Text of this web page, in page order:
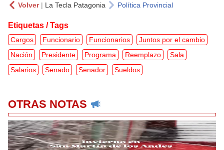
Volver| La Tecla Patagonia Política Provincial
Etiquetas / Tags
Cargos Funcionario Funcionarios
Juntos por el cambio
Nación
Presidente Programa Reemplazo
Sala
Salarios
Senado Senador Sueldos
OTRAS NOTAS